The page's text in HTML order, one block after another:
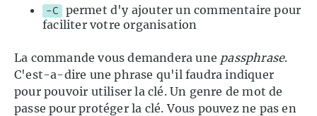
-C permet d'y ajouter un commentaire pour
faciliter votre organisation
La commande vous demandera une passphrase.
C'est-a-dire une phrase qu'il faudra indiquer
pour pouvoir utiliser la clé. Un genre de mot de
passe pour protéger la clé. Vous pouvez ne pas en